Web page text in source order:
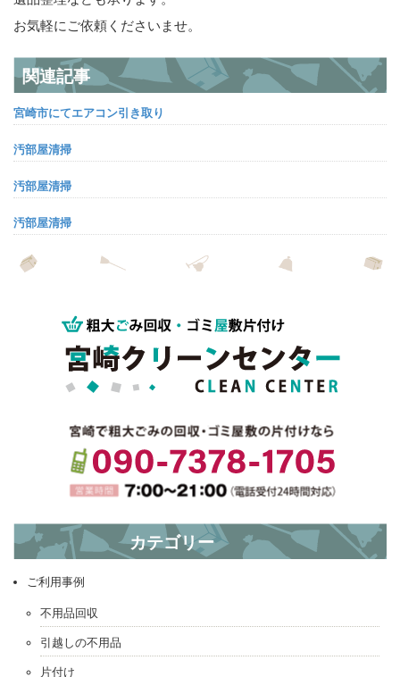
お気軽にご依頼くださいませ。
関連記事
宮崎市にてエアコン引き取り
汚部屋清掃
汚部屋清掃
汚部屋清掃
? エアコンクリーニング
ソファー引き取り ?
カテゴリー
ご利用事例
不用品回収
引越しの不用品
片付け